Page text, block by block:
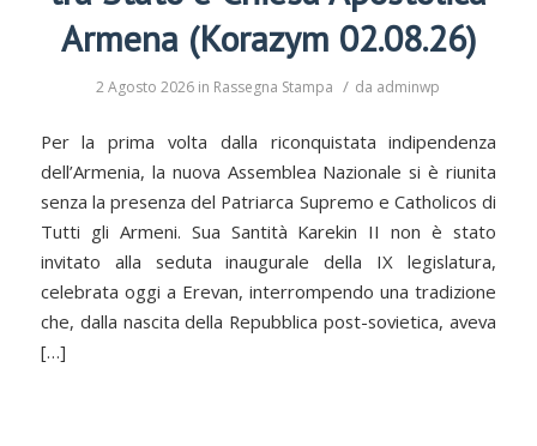
Armena (Korazym 02.08.26)
2 Agosto 2026 in Rassegna Stampa / da adminwp
Per la prima volta dalla riconquistata indipendenza
dell’Armenia, la nuova Assemblea Nazionale si è riunita
senza la presenza del Patriarca Supremo e Catholicos di
Tutti gli Armeni. Sua Santità Karekin II non è stato
invitato alla seduta inaugurale della IX legislatura,
celebrata oggi a Erevan, interrompendo una tradizione
che, dalla nascita della Repubblica post-sovietica, aveva
[…]